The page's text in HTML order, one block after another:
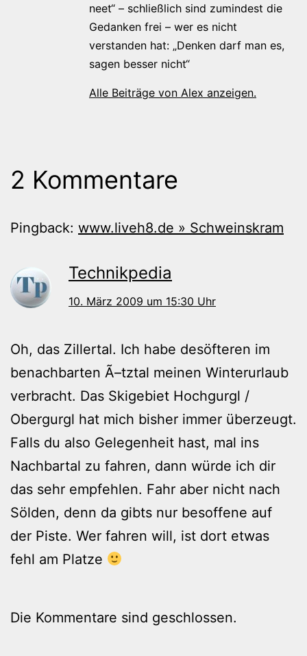
neet“ – schließlich sind zumindest die
Gedanken frei – wer es nicht
verstanden hat: „Denken darf man es,
sagen besser nicht“
Alle Beiträge von Alex anzeigen.
2 Kommentare
Pingback: www.liveh8.de » Schweinskram
Technikpedia
10. März 2009 um 15:30 Uhr
Oh, das Zillertal. Ich habe desöfteren im
benachbarten Ã–tztal meinen Winterurlaub
verbracht. Das Skigebiet Hochgurgl /
Obergurgl hat mich bisher immer überzeugt.
Falls du also Gelegenheit hast, mal ins
Nachbartal zu fahren, dann würde ich dir
das sehr empfehlen. Fahr aber nicht nach
Sölden, denn da gibts nur besoffene auf
der Piste. Wer fahren will, ist dort etwas
fehl am Platze
Die Kommentare sind geschlossen.